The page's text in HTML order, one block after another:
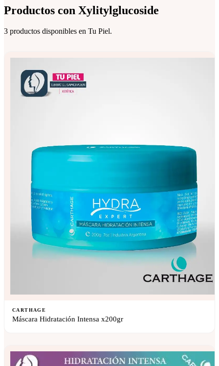
Productos con Xylitylglucoside
3 productos disponibles en Tu Piel.
CARTHAGE
Máscara Hidratación Intensa x200gr